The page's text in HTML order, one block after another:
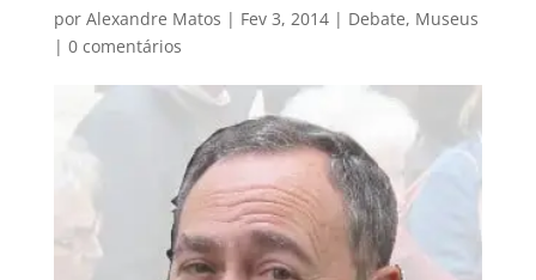
por Alexandre Matos | Fev 3, 2014| Debate, Museus
| 0 comentários